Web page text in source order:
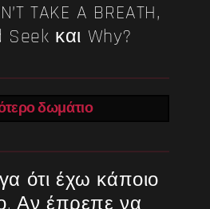
TAKE A BREATH,
Seek και Why?
δωμάτιο
ότι έχω κάποιο